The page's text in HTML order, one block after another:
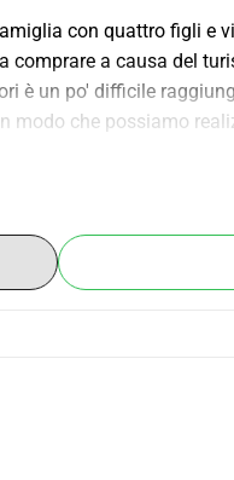
con quattro figli e
a causa del
è un po' difficile
modo che possiamo